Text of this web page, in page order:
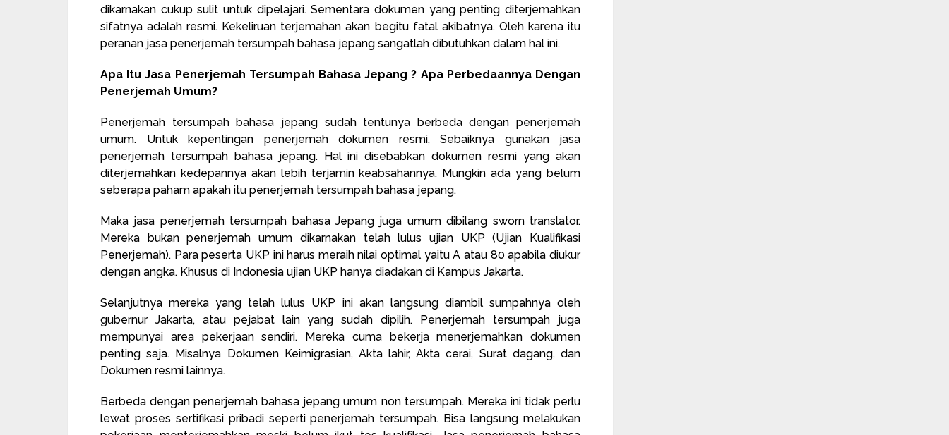
dikarnakan cukup sulit untuk dipelajari. Sementara dokumen yang penting diterjemahkan
sifatnya adalah resmi. Kekeliruan terjemahan akan begitu fatal akibatnya. Oleh karena itu
peranan jasa penerjemah tersumpah bahasa jepang sangatlah dibutuhkan dalam hal ini.
Apa Itu Jasa Penerjemah Tersumpah Bahasa Jepang ? Apa Perbedaannya Dengan
Penerjemah Umum?
Penerjemah tersumpah bahasa jepang sudah tentunya berbeda dengan penerjemah
umum. Untuk kepentingan penerjemah dokumen resmi, Sebaiknya gunakan jasa
penerjemah tersumpah bahasa jepang. Hal ini disebabkan dokumen resmi yang akan
diterjemahkan kedepannya akan lebih terjamin keabsahannya. Mungkin ada yang belum
seberapa paham apakah itu penerjemah tersumpah bahasa jepang.
Maka jasa penerjemah tersumpah bahasa Jepang juga umum dibilang sworn translator.
Mereka bukan penerjemah umum dikarnakan telah lulus ujian UKP (Ujian Kualifikasi
Penerjemah). Para peserta UKP ini harus meraih nilai optimal yaitu A atau 80 apabila diukur
dengan angka. Khusus di Indonesia ujian UKP hanya diadakan di Kampus Jakarta.
Selanjutnya mereka yang telah lulus UKP ini akan langsung diambil sumpahnya oleh
gubernur Jakarta, atau pejabat lain yang sudah dipilih. Penerjemah tersumpah juga
mempunyai area pekerjaan sendiri. Mereka cuma bekerja menerjemahkan dokumen
penting saja. Misalnya Dokumen Keimigrasian, Akta lahir, Akta cerai, Surat dagang, dan
Dokumen resmi lainnya.
Berbeda dengan penerjemah bahasa jepang umum non tersumpah. Mereka ini tidak perlu
lewat proses sertifikasi pribadi seperti penerjemah tersumpah. Bisa langsung melakukan